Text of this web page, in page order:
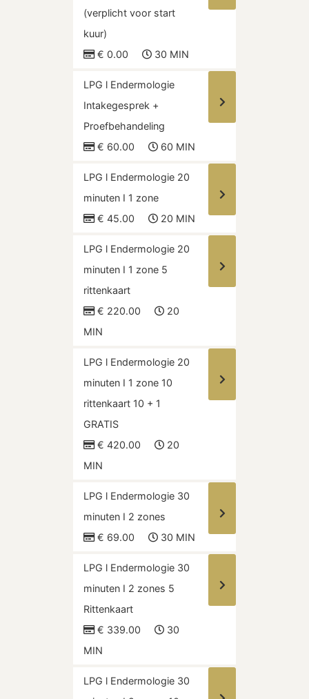
(verplicht voor start
kuur)
€ 0.00
30 MIN
LPG l Endermologie
Intakegesprek +
Proefbehandeling
€ 60.00
60 MIN
LPG l Endermologie 20
minuten I 1 zone
€ 45.00
20 MIN
LPG l Endermologie 20
minuten I 1 zone 5
rittenkaart
€ 220.00
20
MIN
LPG l Endermologie 20
minuten I 1 zone 10
rittenkaart 10 + 1
GRATIS
€ 420.00
20
MIN
LPG l Endermologie 30
minuten I 2 zones
€ 69.00
30 MIN
LPG l Endermologie 30
minuten I 2 zones 5
Rittenkaart
€ 339.00
30
MIN
LPG l Endermologie 30